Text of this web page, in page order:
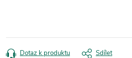
Dotaz k produktu Sdílet